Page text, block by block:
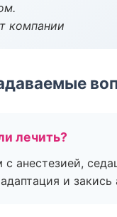
компании
лечить?
с анестезией,
и закись